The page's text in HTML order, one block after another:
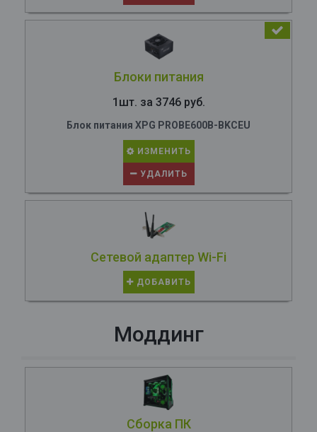
Блоки питания
1шт. за 3746 руб.
Блок питания XPG PROBE600B-BKCEU
ИЗМЕНИТЬ
УДАЛИТЬ
Сетевой адаптер Wi-Fi
ДОБАВИТЬ
Моддинг
Сборка ПК